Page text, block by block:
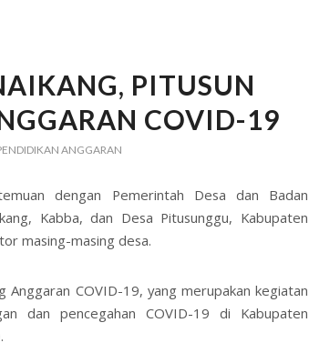
PITUSUN
COVID-19
ANGGARAN
dengan Pemerintah Desa dan Badan
Kabba, dan Desa Pitusunggu, Kabupaten
masing-masing desa.
Anggaran COVID-19, yang merupakan kegiatan
dan pencegahan COVID-19 di Kabupaten